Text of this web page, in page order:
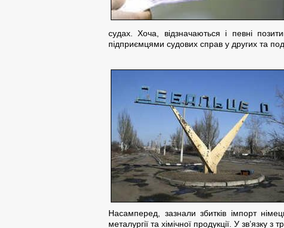
судах. Хоча, відзначаються і певні
підприємцями судових справ у других та
Насамперед, зазнали збитків імпорт
металургії та хімічної продукції. У